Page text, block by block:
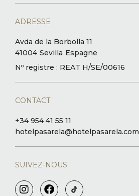
ADRESSE
Avda de la Borbolla 11
41004 Sevilla Espagne
Nº registre : REAT H/SE/00616
CONTACT
+34 954 41 55 11
hotelpasarela@hotelpasarela.com
SUIVEZ-NOUS